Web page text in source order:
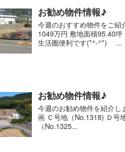
お勧め物件情報♪
今週のおすすめ物件をご紹
1049万円 敷地面積95.40
生活圏便利です(*^-^*) ...
お勧め物件情報♪
今週のお勧め物件を紹介
画 Ｃ号地（No.1318) Ｄ号
（No.1325...